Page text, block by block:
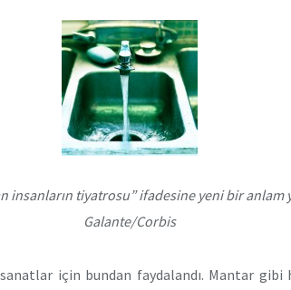
insanların tiyatrosu” ifadesine yeni bir
Galante/Corbis
için bundan faydalandı. Mantar